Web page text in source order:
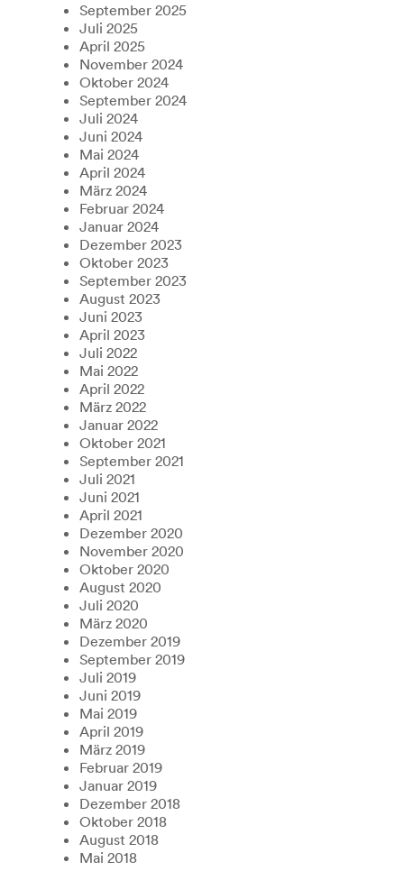
September 2025
Juli 2025
April 2025
November 2024
Oktober 2024
September 2024
Juli 2024
Juni 2024
Mai 2024
April 2024
März 2024
Februar 2024
Januar 2024
Dezember 2023
Oktober 2023
September 2023
August 2023
Juni 2023
April 2023
Juli 2022
Mai 2022
April 2022
März 2022
Januar 2022
Oktober 2021
September 2021
Juli 2021
Juni 2021
April 2021
Dezember 2020
November 2020
Oktober 2020
August 2020
Juli 2020
März 2020
Dezember 2019
September 2019
Juli 2019
Juni 2019
Mai 2019
April 2019
März 2019
Februar 2019
Januar 2019
Dezember 2018
Oktober 2018
August 2018
Mai 2018